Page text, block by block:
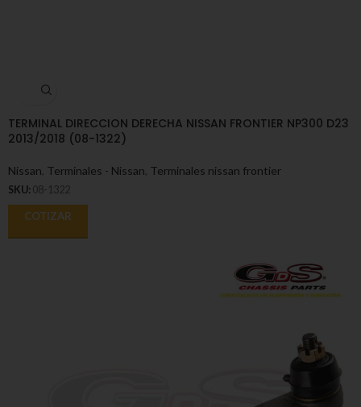
TERMINAL DIRECCION DERECHA NISSAN FRONTIER NP300 D23
2013/2018 (08-1322)
Nissan Terminales - Nissan Terminales nissan frontier
SKU: 08-1322
COTIZAR